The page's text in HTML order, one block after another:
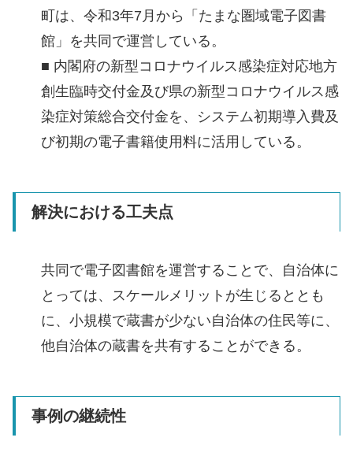
町は、令和3年7月から「たまな圏域電子図書
館」を共同で運営している。
■ 内閣府の新型コロナウイルス感染症対応地方
創生臨時交付金及び県の新型コロナウイルス感
染症対策総合交付金を、システム初期導入費及
び初期の電子書籍使用料に活用している。
解決における工夫点
共同で電子図書館を運営することで、自治体に
とっては、スケールメリットが生じるととも
に、小規模で蔵書が少ない自治体の住民等に、
他自治体の蔵書を共有することができる。
事例の継続性